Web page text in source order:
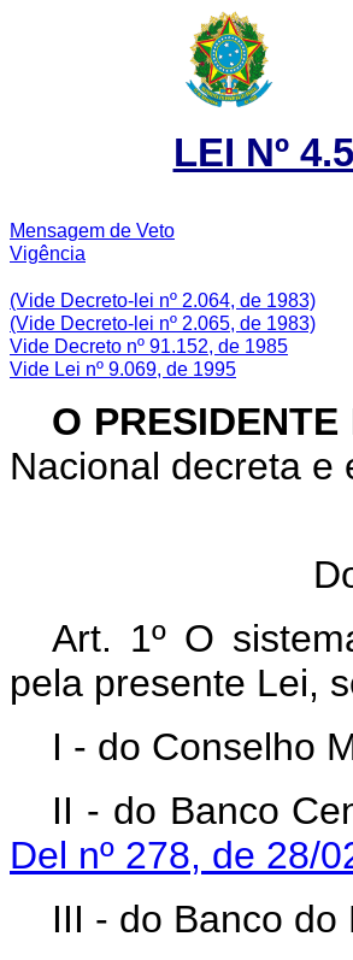
LEI Nº
Mensagem de Veto
Vigência
(Vide Decreto-lei nº 2.064, de 1983)
(Vide Decreto-lei nº 2.065, de 1983)
Vide Decreto nº 91.152, de 1985
Vide Lei nº 9.069, de 1995
O
Nacional decreta e
Art. 1º O
pela presente Lei,
I - do Conselho
II - do Banco
Del nº 278, de 28/
III - do Banco do